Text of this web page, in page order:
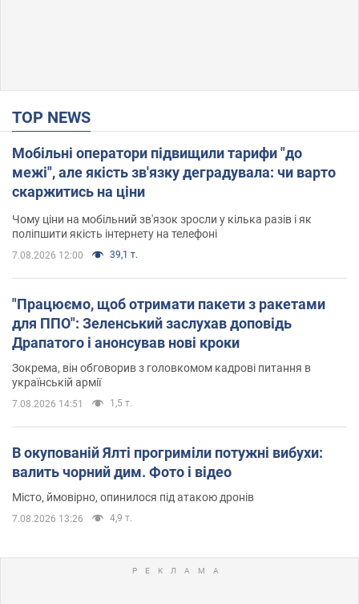
TOP NEWS
Мобільні оператори підвищили тарифи "до
межі", але якість зв'язку деградувала: чи варто
скаржитись на ціни
Чому ціни на мобільний зв'язок зросли у кілька разів і як
поліпшити якість інтернету на телефоні
7.08.2026 12:00 39,1 т.
"Працюємо, щоб отримати пакети з ракетами
для ППО": Зеленський заслухав доповідь
Драпатого і анонсував нові кроки
Зокрема, він обговорив з головкомом кадрові питання в
українській армії
7.08.2026 14:51 1,5 т.
В окупованій Ялті прогриміли потужні вибухи:
валить чорний дим. Фото і відео
Місто, ймовірно, опинилося під атакою дронів
7.08.2026 13:26 4,9 т.